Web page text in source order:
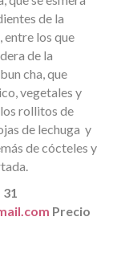
de la
entre los que
de la
cha, que
vegetales y
rollitos de
de lechuga y
de cócteles y
Precio